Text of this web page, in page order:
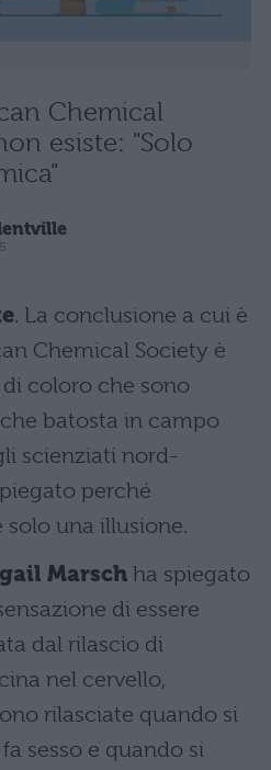
Chemical
esiste: "Solo
. La conclusione a cui è
Chemical Society è
coloro che sono
batosta in campo
scienziati nord-
perché
una illusione.
Marsch ha spiegato
di essere
dal rilascio di
nel cervello,
rilasciate quando si
sesso e quando si